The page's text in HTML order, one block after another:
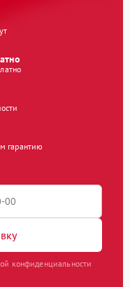
гарантию
конфиденциальности